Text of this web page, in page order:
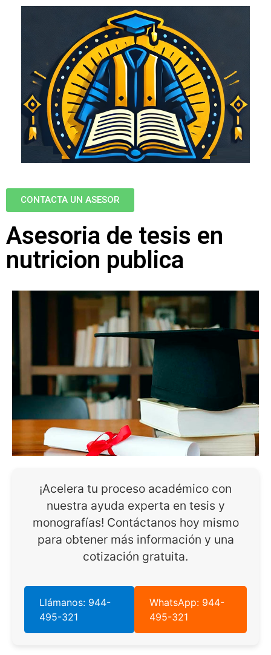
CONTACTA UN ASESOR
Asesoria de tesis en
nutricion publica
¡Acelera tu proceso académico con
nuestra ayuda experta en tesis y
monografías! Contáctanos hoy mismo
para obtener más información y una
cotización gratuita.
Llámanos: 944-
495-321
WhatsApp: 944-
495-321